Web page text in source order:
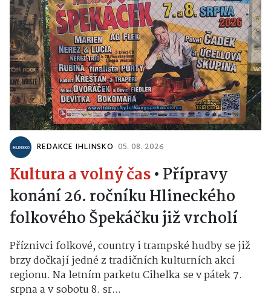
REDAKCE IHLINSKO 05. 08. 2026
Kultura a volný čas• Přípravy
konání 26. ročníku Hlineckého
folkového Špekáčku již vrcholí
Příznivci folkové, country i trampské hudby se již
brzy dočkají jedné z tradičních kulturních akcí
regionu. Na letním parketu Cihelka se v pátek 7.
srpna a v sobotu 8. sr...